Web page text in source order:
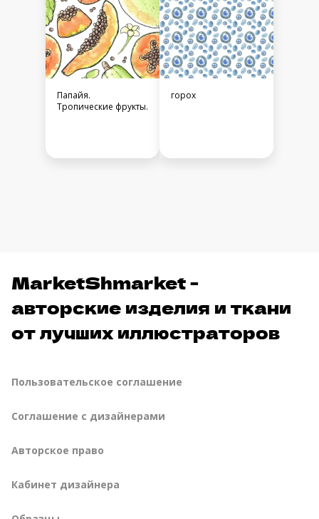
Папайя.
Тропические фрукты.
горох
MarketShmarket -
авторские изделия и ткани
от лучших иллюстраторов
Пользовательское соглашение
Соглашение с дизайнерами
Авторское право
Кабинет дизайнера